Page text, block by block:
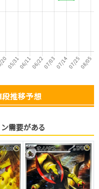
段推移予想
需要がある